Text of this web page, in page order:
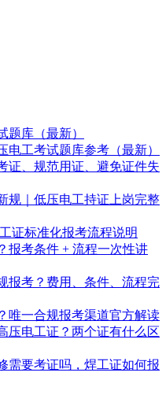
题库（最新）
电工考试题库参考（最新）
证、规范用证、避免证件失
规｜低压电工持证上岗完整
证标准化报考流程说明
报考条件 + 流程一次性讲
报考？费用、条件、流程完
唯一合规报考渠道官方解读
压电工证？两个证有什么区
需要考证吗，焊工证如何报